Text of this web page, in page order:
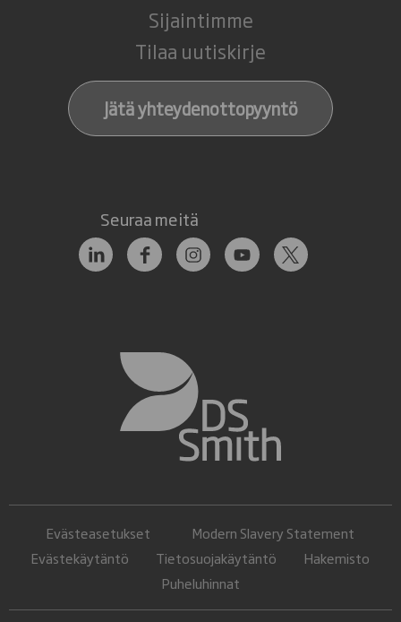
Sijaintimme
Tilaa uutiskirje
Jätä yhteydenottopyyntö
Seuraa meitä
Evästeasetukset
Modern Slavery Statement
Evästekäytäntö
Tietosuojakäytäntö
Hakemisto
Puheluhinnat